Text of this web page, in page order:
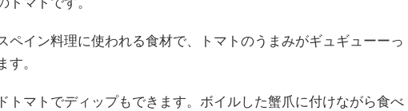
ペイン料理に使われる食材で、トマトのうまみがギュギューーっ
す。
トマトでディップもできます。ボイルした蟹爪に付けながら食べ